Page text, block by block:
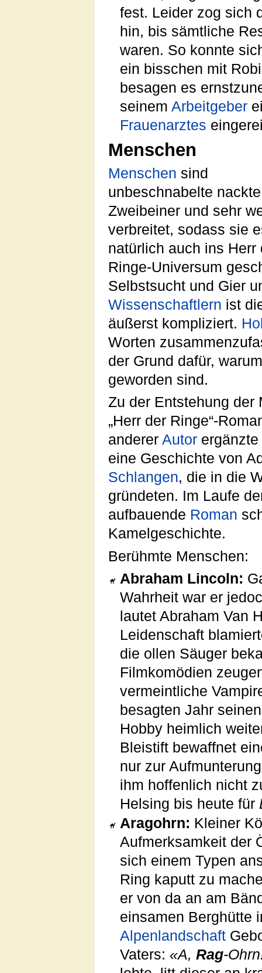
fest. Leider zog sich
hin, bis sämtliche
waren. So konnte
ein bisschen mit
besagen es
seinemArbeitgeber
Frauenarztes
Menschen
Menschen sind
unbeschnabelte nackte
Zweibeiner und sehr
verbreitet, sodass sie
natürlich auch ins Herr
Ringe-Universum
Selbstsucht und Gier
Wissenschaftlern ist
äußerst kompliziert.
Worten
der Grund dafür,
geworden sind.
Zu der Entstehung der
„Herr der Ringe“-
anderer Autor
eine Geschichte von
Schlangen, die in die
gründeten. Im Laufe
aufbauende Roman
Kamelgeschichte.
Berühmte Menschen:
Abraham Lincoln:
Wahrheit war er
lautet Abraham Van
Leidenschaft
die ollen Säuger
Filmkomödien
vermeintliche
besagten Jahr
Hobby heimlich
Bleistift bewaffnet
nur zur
ihm hoffenlich nicht
Helsing bis heute für
Aragohrn: Kleiner
Aufmerksamkeit der
sich einem Typen
Ring kaputt zu
er von da an am
einsamen Berghütte
Alpenlandschaft
Vaters: «A,Rag-